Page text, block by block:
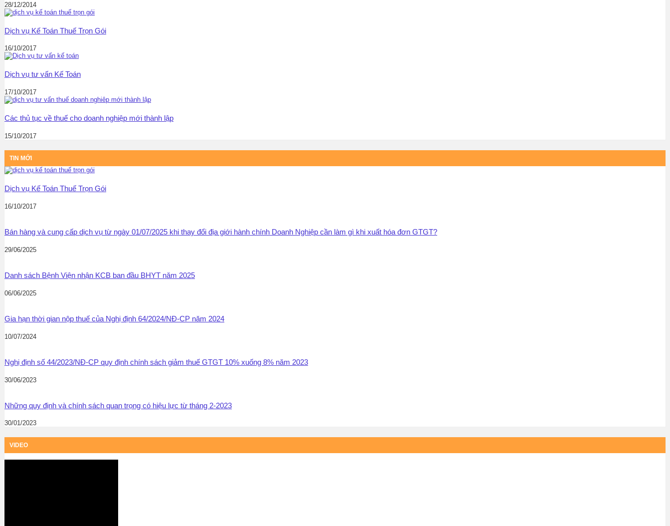
28/12/2014
Dịch vụ Kế Toán Thuế Trọn Gói
16/10/2017
Dịch vụ tư vấn Kế Toán
17/10/2017
Các thủ tục về thuế cho doanh nghiệp mới thành lập
15/10/2017
TIN MỚI
Dịch vụ Kế Toán Thuế Trọn Gói
16/10/2017
Bán hàng và cung cấp dịch vụ từ ngày 01/07/2025 khi thay đổi địa giới hành chính Doanh Nghiệp cần làm gì khi xuất hóa đơn GTGT?
29/06/2025
Danh sách Bệnh Viện nhận KCB ban đầu BHYT năm 2025
06/06/2025
Gia hạn thời gian nộp thuế của Nghị định 64/2024/NĐ-CP năm 2024
10/07/2024
Nghị định số 44/2023/NĐ-CP quy định chính sách giảm thuế GTGT 10% xuống 8% năm 2023
30/06/2023
Những quy định và chính sách quan trọng có hiệu lực từ tháng 2-2023
30/01/2023
VIDEO